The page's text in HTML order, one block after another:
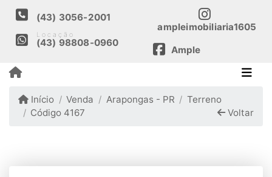
(43) 3056-2001
Locação
(43) 98808-0960
ampleimobiliaria1605
Ample
Início Venda Arapongas - PR
Terreno
Código 4167
Voltar